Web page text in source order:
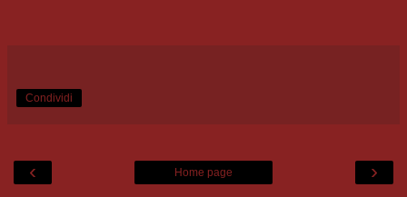
Condividi
‹ ›
Home page